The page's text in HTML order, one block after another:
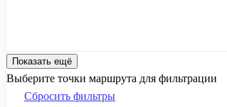
Показать ещё
Выберите точки маршрута для фильтрации
Сбросить фильтры